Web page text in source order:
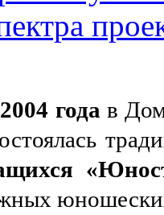
года в